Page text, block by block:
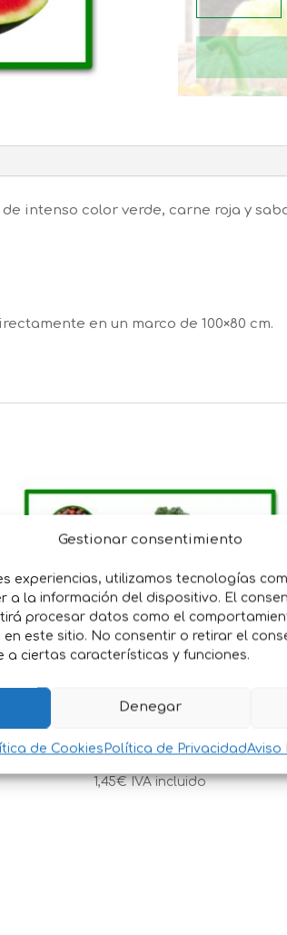
Gestionar consentimiento
experiencias, utilizamos tecnologías
a la información del dispositivo. El
procesar datos como el
este sitio. No consentir o retirar el
a ciertas características y funciones.
Denegar
de Cookies Política de PrivacidadAviso
SUGAR
BABY
cantidad
intenso color verde, carne roja y
en un marco de 100×80 cm.
SEMILLAS COL MILAN
VIRTUDES 3
1,45€ IVA incluido